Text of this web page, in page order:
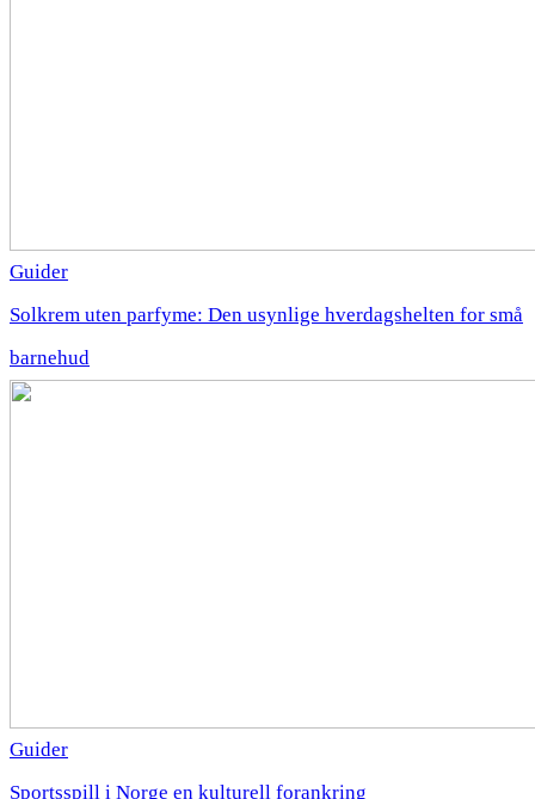
Guider
Solkrem uten parfyme: Den usynlige hverdagshelten for små
barnehud
Guider
Sportsspill i Norge en kulturell forankring